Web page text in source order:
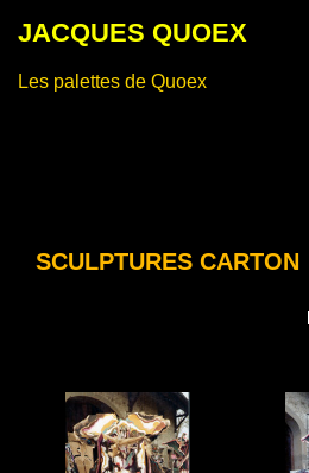
JACQUES QUOEX
Les palettes de Quoex
SCULPTURES CARTON